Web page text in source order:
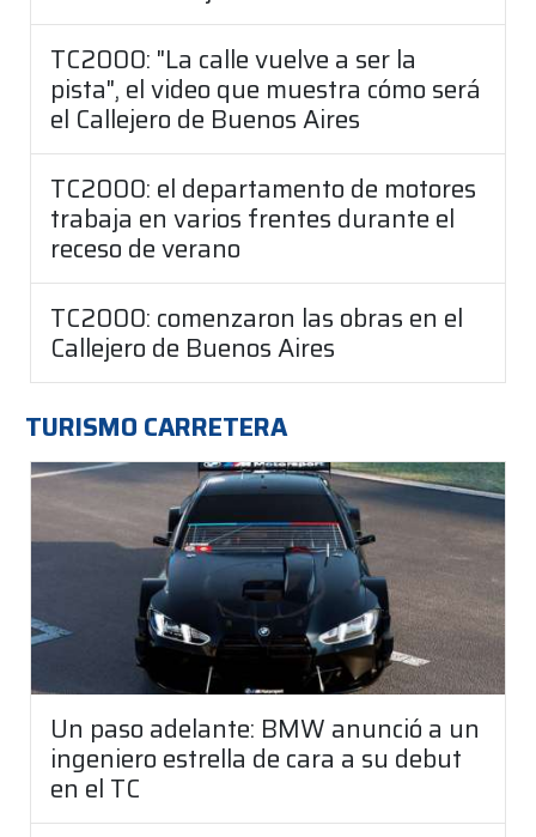
TC2000: "La calle vuelve a ser la
pista", el video que muestra cómo será
el Callejero de Buenos Aires
TC2000: el departamento de motores
trabaja en varios frentes durante el
receso de verano
TC2000: comenzaron las obras en el
Callejero de Buenos Aires
TURISMO CARRETERA
Un paso adelante: BMW anunció a un
ingeniero estrella de cara a su debut
en el TC